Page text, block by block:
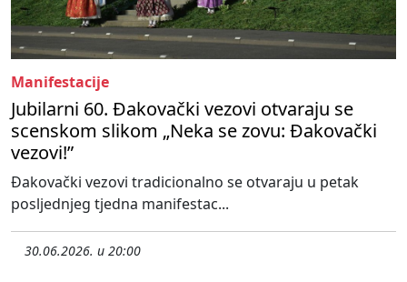
Manifestacije
Jubilarni 60. Đakovački vezovi otvaraju se
scenskom slikom „Neka se zovu: Đakovački
vezovi!”
Đakovački vezovi tradicionalno se otvaraju u petak
posljednjeg tjedna manifestac...
30.06.2026. u 20:00